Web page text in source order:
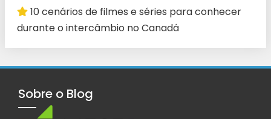
10 cenários de filmes e séries para conhecer
durante o intercâmbio no Canadá
Sobre o Blog